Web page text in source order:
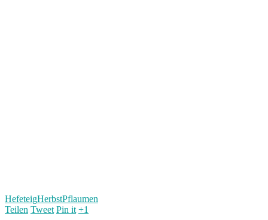
HefeteigHerbstPflaumen
Teilen Tweet Pin it +1